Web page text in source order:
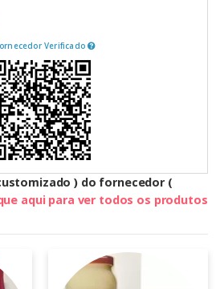
Verificado
) do fornecedor (
aqui para ver todos os produtos